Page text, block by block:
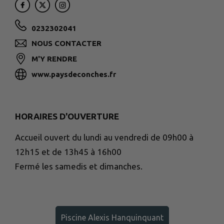
0232302041
NOUS CONTACTER
M'Y RENDRE
www.paysdeconches.fr
HORAIRES D'OUVERTURE
Accueil ouvert du lundi au vendredi de 09h00 à
12h15 et de 13h45 à 16h00
Fermé les samedis et dimanches.
Piscine Alexis Hanquinquant